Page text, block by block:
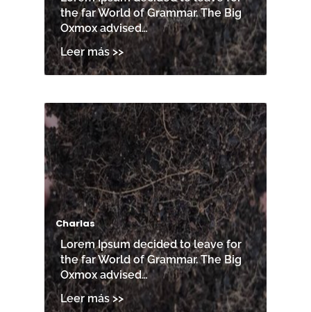
the far World of Grammar. The Big
Oxmox advised…
Charlas
Lorem Ipsum decided to leave for
the far World of Grammar. The Big
Oxmox advised…